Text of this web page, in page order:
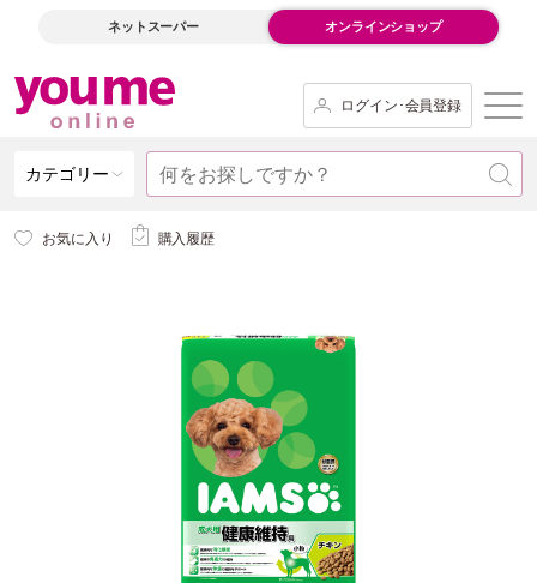
ネットスーパー オンラインショップ
ログイン･会員登録
カテゴリー
お気に入り 購入履歴